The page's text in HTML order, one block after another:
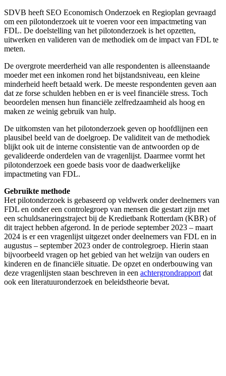
SDVB heeft SEO Economisch Onderzoek en Regioplan gevraagd
om een pilotonderzoek uit te voeren voor een impactmeting van
FDL. De doelstelling van het pilotonderzoek is het opzetten,
uitwerken en valideren van de methodiek om de impact van FDL te
meten.
De overgrote meerderheid van alle respondenten is alleenstaande
moeder met een inkomen rond het bijstandsniveau, een kleine
minderheid heeft betaald werk. De meeste respondenten geven aan
dat ze forse schulden hebben en er is veel financiële stress. Toch
beoordelen mensen hun financiële zelfredzaamheid als hoog en
maken ze weinig gebruik van hulp.
De uitkomsten van het pilotonderzoek geven op hoofdlijnen een
plausibel beeld van de doelgroep. De validiteit van de methodiek
blijkt ook uit de interne consistentie van de antwoorden op de
gevalideerde onderdelen van de vragenlijst. Daarmee vormt het
pilotonderzoek een goede basis voor de daadwerkelijke
impactmeting van FDL.
Gebruikte methode
Het pilotonderzoek is gebaseerd op veldwerk onder deelnemers van
FDL en onder een controlegroep van mensen die gestart zijn met
een schuldsaneringstraject bij de Kredietbank Rotterdam (KBR) of
dit traject hebben afgerond. In de periode september 2023 – maart
2024 is er een vragenlijst uitgezet onder deelnemers van FDL en in
augustus – september 2023 onder de controlegroep. Hierin staan
bijvoorbeeld vragen op het gebied van het welzijn van ouders en
kinderen en de financiële situatie. De opzet en onderbouwing van
deze vragenlijsten staan beschreven in een achtergrondrapport dat
ook een literatuuronderzoek en beleidstheorie bevat.